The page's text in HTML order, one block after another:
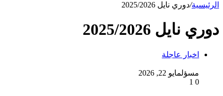
الرئيسية/دوري نايل 2025/2026
دوري نايل 2025/2026
اخبار عاجلة
مسؤلمايو 22, 2026
0